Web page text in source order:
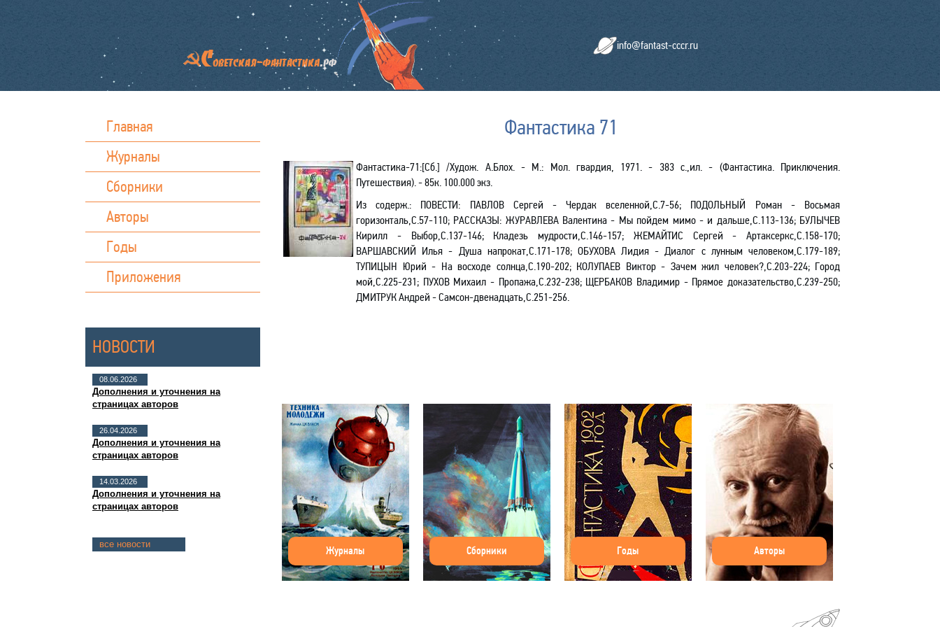
info@fantast-cccr.ru
Главная
Журналы
Сборники
Авторы
Годы
Приложения
НОВОСТИ
08.06.2026
Дополнения и уточнения на
страницах авторов
26.04.2026
Дополнения и уточнения на
страницах авторов
14.03.2026
Дополнения и уточнения на
страницах авторов
все новости
Фантастика 71
Фантастика-71:[Cб.] /Худож. А.Блох. - М.: Мол. гвардия, 1971. - 383 с.,ил. - (Фантастика. Приключения.
Путешествия). - 85к. 100.000 экз.
Из содерж.: ПОВЕСТИ: ПАВЛОВ Сергей - Чердак вселенной,С.7-56; ПОДОЛЬНЫЙ Роман - Восьмая
горизонталь,С.57-110; РАССКАЗЫ: ЖУРАВЛЕВА Валентина - Мы пойдем мимо - и дальше,С.113-136; БУЛЫЧЕВ
Кирилл - Выбор,С.137-146; Кладезь мудрости,С.146-157; ЖЕМАЙТИС Сергей - Артаксеркс,С.158-170;
ВАРШАВСКИЙ Илья - Душа напрокат,С.171-178; ОБУХОВА Лидия - Диалог с лунным человеком,С.179-189;
ТУПИЦЫН Юрий - На восходе солнца,С.190-202; КОЛУПАЕВ Виктор - Зачем жил человек?,С.203-224; Город
мой,С.225-231; ПУХОВ Михаил - Пропажа,С.232-238; ЩЕРБАКОВ Владимир - Прямое доказательство,С.239-250;
ДМИТРУК Андрей - Самсон-двенадцать,С.251-256.
Журналы Сборники Годы Авторы